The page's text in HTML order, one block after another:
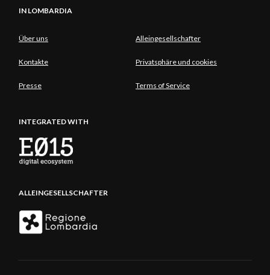
IN LOMBARDIA
Über uns Alleingesellschafter
Kontakte Privatsphäre und cookies
Presse Terms of Service
INTEGRATED WITH
ALLEINGESELLSCHAFTER